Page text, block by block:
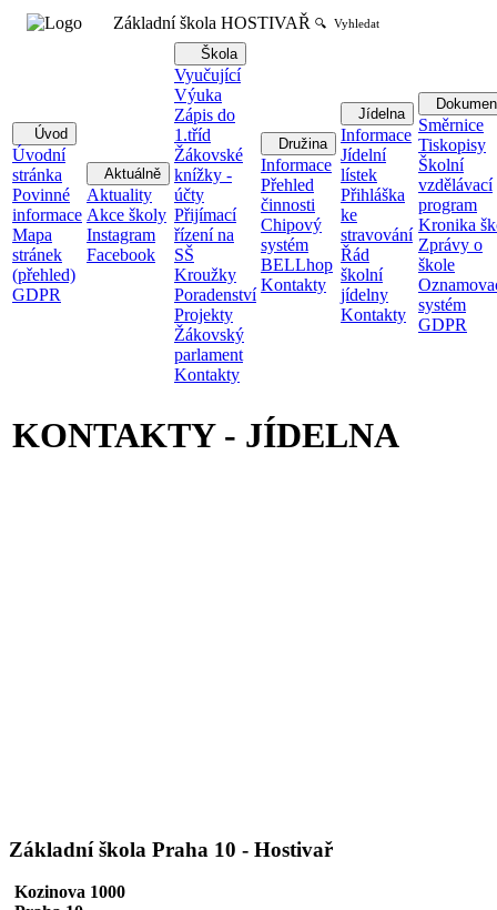
Základní škola HOSTIVAŘ 🔍 Vyhledat
Úvod
Úvodní
stránka
Povinné
informace
Mapa
stránek
(přehled)
GDPR
Aktuálně
Aktuality
Akce školy
Instagram
Facebook
Škola
Vyučující
Výuka
Zápis do
1.tříd
Žákovské
knížky -
účty
Přijímací
řízení na
SŠ
Kroužky
Poradenství
Projekty
Žákovský
parlament
Kontakty
Družina
Informace
Přehled
činnosti
Chipový
systém
BELLhop
Kontakty
Jídelna
Informace
Jídelní
lístek
Přihláška
ke
stravování
Řád
školní
jídelny
Kontakty
Směrnice
Tiskopisy
Školní
vzdělávací
program
Kronika
Zprávy o
škole
systém
GDPR
KONTAKTY - JÍDELNA
Základní škola Praha 10 - Hostivař
Kozinova 1000